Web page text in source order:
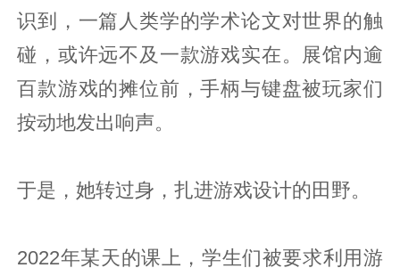
识到，一篇人类学的学术论文对世界的触
碰，或许远不及一款游戏实在。展馆内逾
百款游戏的摊位前，手柄与键盘被玩家们
按动地发出响声。
于是，她转过身，扎进游戏设计的田野。
2022年某天的课上，学生们被要求利用游